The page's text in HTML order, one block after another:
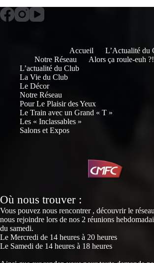
Accueil L’Actualité du
Notre Réseau
Alors ça roule-euh ?!
L’actualité du Club
La Vie du Club
Le Décor
Notre Réseau
Pour Le Plaisir des Yeux
Le Train avec un Grand « T »
Les « Inclassables »
Salons et Expos
Où nous trouver :
Vous pouvez nous rencontrer , découvrir le
nous rejoindre lors de nos 2 réunions
du samedi.
Le Mercredi de 14 heures à 20 heures
Le Samedi de 14 heures à 18 heures